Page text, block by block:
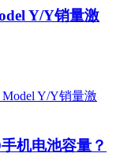
Y/Y销量激
机电池容量？